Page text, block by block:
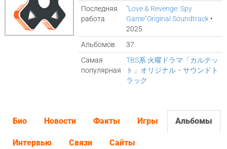
Последняя
работа
"Love & Revenge: Spy
Game"Original Soundtrack •
2025
Альбомов
37
Самая
популярная
TBS系 火曜ドラマ「カルテッ
ト」オリジナル・サウンドト
ラック
Био Новости Факты Игры Альбомы
Интервью Связи Сайты